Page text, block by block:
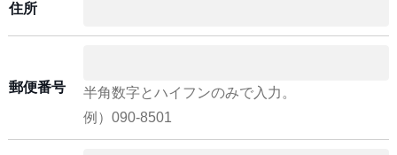
住所
郵便番号
半角数字とハイフンのみで入力。
例）090-8501